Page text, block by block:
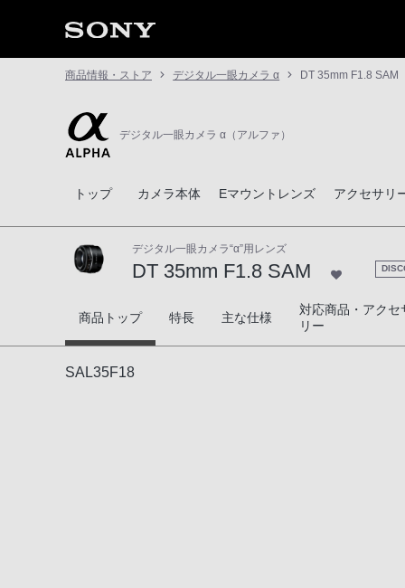
商品情報・ストア デジタル一眼カメラ α DT 35mm F1.8 SAM
デジタル一眼カメラ α（アルファ）
トップ カメラ本体 Eマウントレンズ アクセサリ
デジタル一眼カメラ“α”用レンズ
DT 35mm F1.8 SAM
DT 35mm F1.8 SAM
商品トップ 特長 主な仕様
対応商品・アクセ
リー
SAL35F18